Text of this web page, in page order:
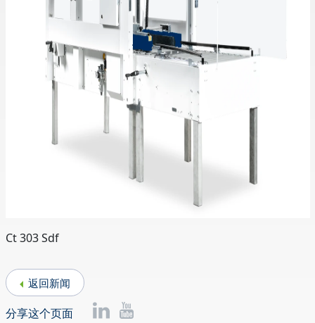
Ct 303 Sdf
返回新闻
分享这个页面